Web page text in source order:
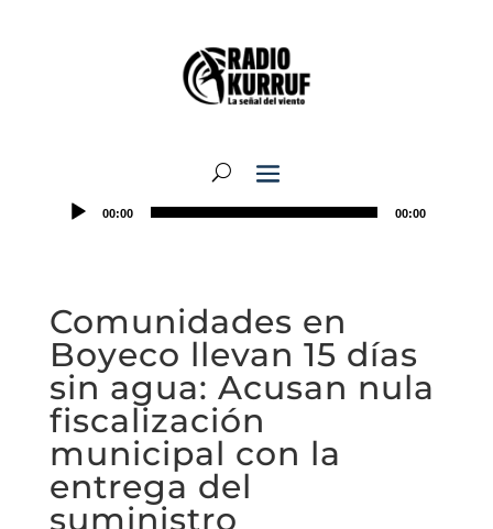
00:00 00:00
Comunidades en
Boyeco llevan 15 días
sin agua: Acusan nula
fiscalización
municipal con la
entrega del
suministro